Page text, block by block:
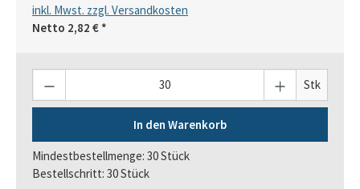
inkl. Mwst. zzgl. Versandkosten
Netto 2,82 € *
Stk
In den Warenkorb
Mindestbestellmenge: 30 Stück
Bestellschritt: 30 Stück